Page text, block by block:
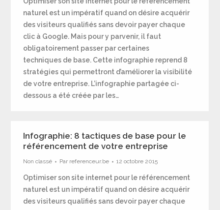
naturel est un impératif quand on désire acquérir
des visiteurs qualifiés sans devoir payer chaque
clic à Google. Mais pour y parvenir, il faut
obligatoirement passer par certaines
techniques de base. Cette infographie reprend 8
stratégies qui permettront d’améliorer la visibilité
de votre entreprise. L’infographie partagée ci-
dessous a été créée par les…
Infographie: 8 tactiques de base pour le
référencement de votre entreprise
Non classé Par referenceur.be 12 octobre 2015
Optimiser son site internet pour le référencement
naturel est un impératif quand on désire acquérir
des visiteurs qualifiés sans devoir payer chaque